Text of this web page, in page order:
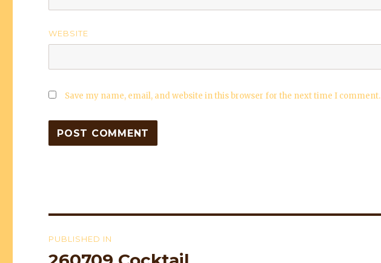
WEBSITE
Save my name, email, and website in this browser for the next time I comment.
navigation
PUBLISHED IN